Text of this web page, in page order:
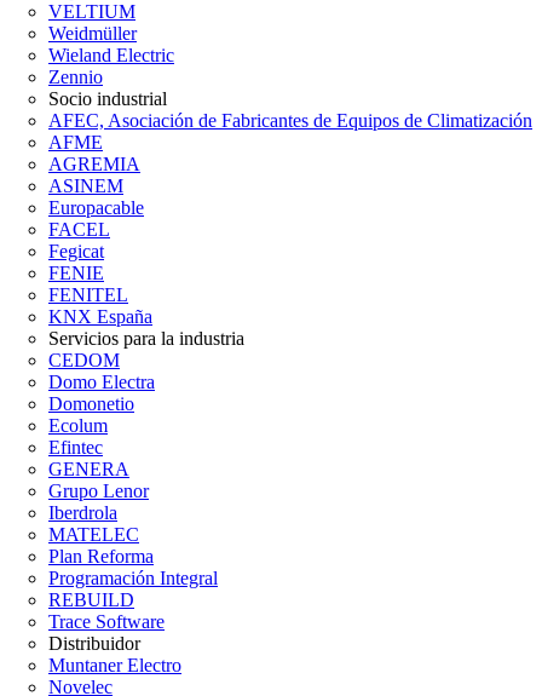
VELTIUM
Weidmüller
Wieland Electric
Zennio
Socio industrial
AFEC, Asociación de Fabricantes de Equipos de Climatización
AFME
AGREMIA
ASINEM
Europacable
FACEL
Fegicat
FENIE
FENITEL
KNX España
Servicios para la industria
CEDOM
Domo Electra
Domonetio
Ecolum
Efintec
GENERA
Grupo Lenor
Iberdrola
MATELEC
Plan Reforma
Programación Integral
REBUILD
Trace Software
Distribuidor
Muntaner Electro
Novelec